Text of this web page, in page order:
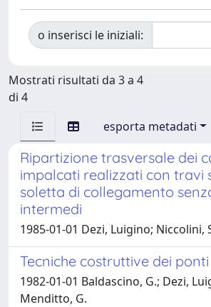
o inserisci le iniziali:
Mostrati risultati da 3 a 4
di 4
esporta metadati
Ripartizione trasversale dei
impalcati realizzati con travi
soletta di collegamento
intermedi
1985-01-01 Dezi, Luigino; Niccolini,
Tecniche costruttive dei
1982-01-01 Baldascino, G.; Dezi,
Menditto, G.